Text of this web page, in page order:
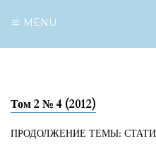
MENU
Том 2 № 4 (2012)
ПРОДОЛЖЕНИЕ ТЕМЫ: